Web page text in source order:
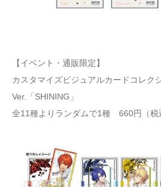
【イベント・通販限定】
カスタマイズビジュアルカードコレク
Ver.「SHINING」
全11種よりランダムで1種 660円（税